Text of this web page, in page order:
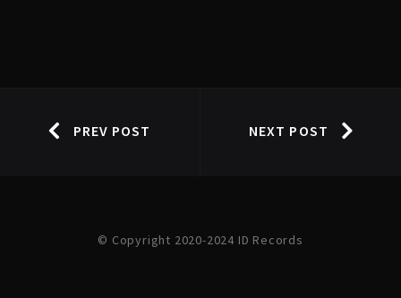
PREV POST NEXT POST
© Copyright 2020-2024 ID Records